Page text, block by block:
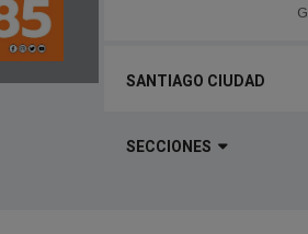
SANTIAGO CIUDAD
SECCIONES